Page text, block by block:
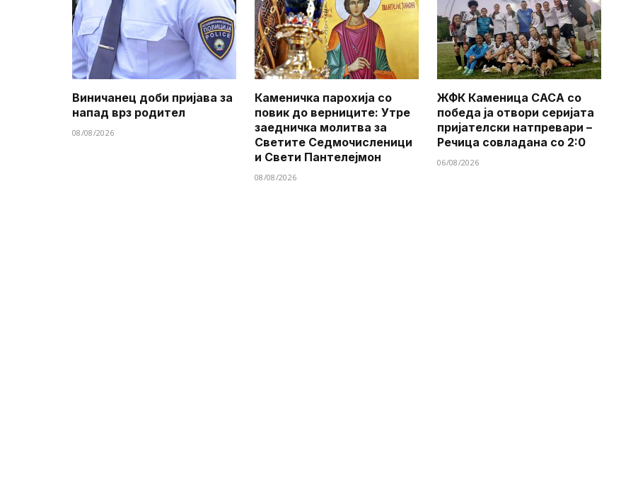
Виничанец доби пријава за
напад врз родител
08/08/2026
Каменичка парохија со
повик до верниците: Утре
заедничка молитва за
Светите Седмочисленици
и Свети Пантелејмон
08/08/2026
ЖФК Каменица САСА со
победа ја отвори серијата
пријателски натпревари –
Речица совладана со 2:0
06/08/2026